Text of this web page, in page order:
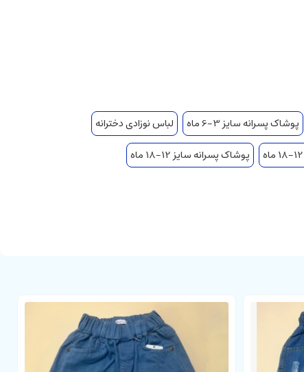
پوشاک پسرانه سایز 3-6 ماه
لباس نوزادی دخترانه
پوشاک پسرانه سایز 12-18 ماه